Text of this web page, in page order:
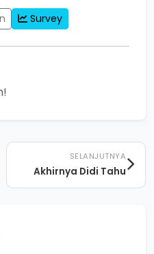
Survey
SELANJUTNYA
Akhirnya Didi Tahu